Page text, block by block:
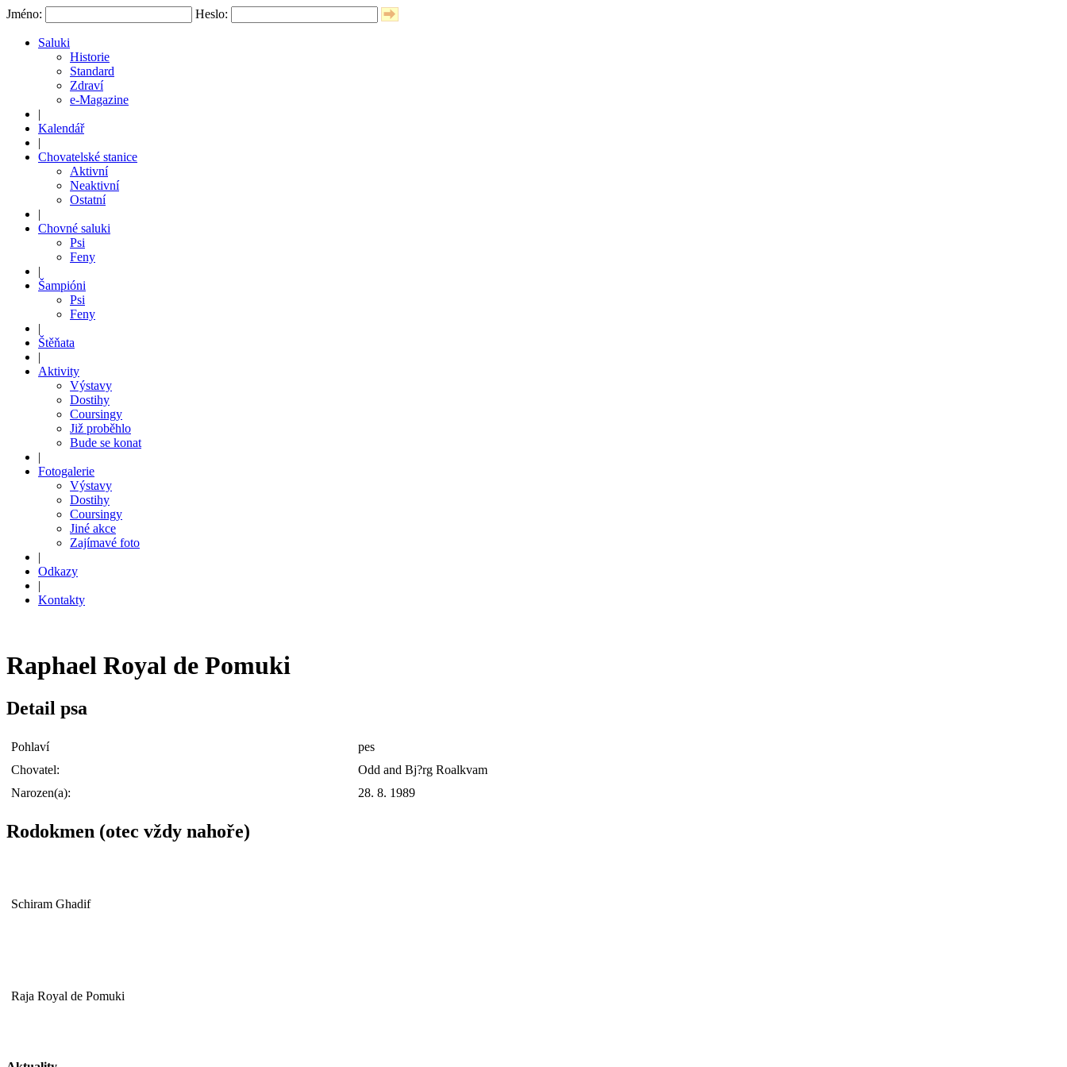
Jméno: Heslo:
Saluki
Historie
Standard
Zdraví
e-Magazine
|
Kalendář
|
Chovatelské stanice
Aktivní
Neaktivní
Ostatní
|
Chovné saluki
Psi
Feny
|
Šampióni
Psi
Feny
|
Štěňata
|
Aktivity
Výstavy
Dostihy
Coursingy
Již proběhlo
Bude se konat
|
Fotogalerie
Výstavy
Dostihy
Coursingy
Jiné akce
Zajímavé foto
|
Odkazy
|
Kontakty
Raphael Royal de Pomuki
Detail psa
Pohlaví
pes
Chovatel:
Odd and Bj?rg Roalkvam
Narozen(a):
28. 8. 1989
Rodokmen (otec vždy nahoře)
Schiram Ghadif
Raja Royal de Pomuki